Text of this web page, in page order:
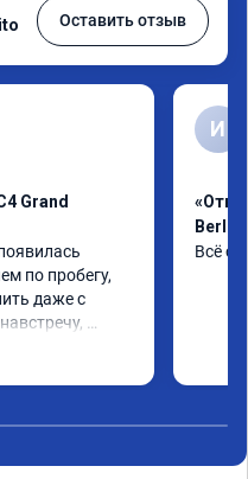
Оставить отзыв
Grand
по пробегу,
даже с
как
И
Всё